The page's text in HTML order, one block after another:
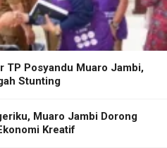
TP Posyandu Muaro Jambi,
Stunting
Muaro Jambi Dorong
Kreatif